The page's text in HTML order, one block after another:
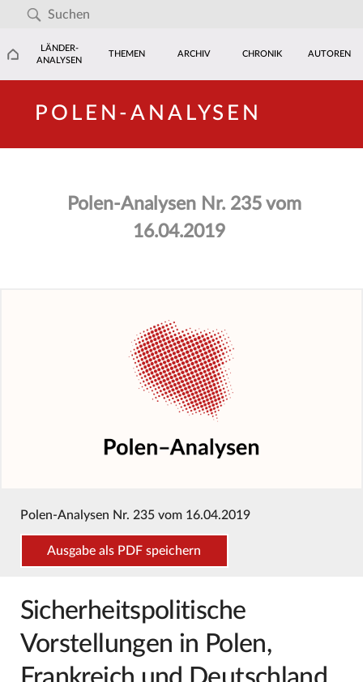
LÄNDER-
ANALYSEN
THEMEN ARCHIV CHRONIK AUTOREN
POLEN-ANALYSEN
Polen-Analysen Nr. 235 vom
16.04.2019
Polen-Analysen Nr. 235 vom 16.04.2019
Ausgabe als PDF speichern
Sicherheitspolitische
Vorstellungen in Polen,